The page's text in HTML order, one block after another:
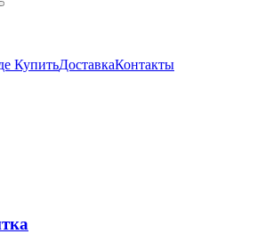
КупитьДоставкаКонтакты